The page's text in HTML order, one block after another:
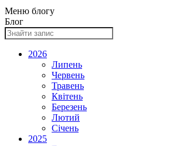
Меню блогу
Блог
2026
Липень
Червень
Травень
Квітень
Березень
Лютий
Січень
2025